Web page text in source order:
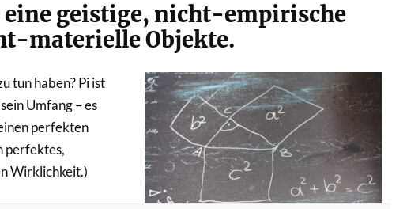
geistige, nicht-empirische
materielle Objekte.
tun haben? Pi ist
Umfang – es
perfekten
perfektes,
Wirklichkeit.)